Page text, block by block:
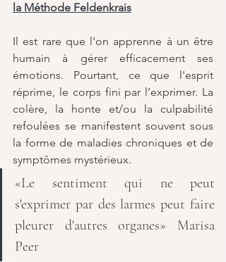
la Méthode Feldenkrais
Il est rare que l'on apprenne à un être
humain à gérer efficacement ses
émotions. Pourtant, ce que l'esprit
réprime, le corps fini par l’exprimer. La
colère, la honte et/ou la culpabilité
refoulées se manifestent souvent sous
la forme de maladies chroniques et de
symptômes mystérieux.
«Le sentiment qui ne peut
s'exprimer par des larmes peut faire
pleurer d'autres organes» Marisa
Peer